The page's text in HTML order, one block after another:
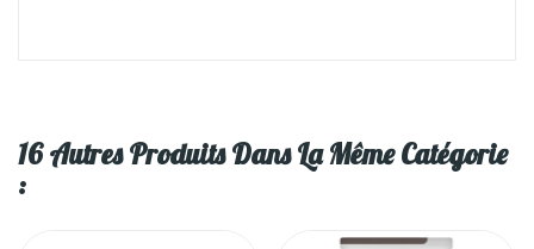
16 Autres Produits Dans La Même Catégorie
: